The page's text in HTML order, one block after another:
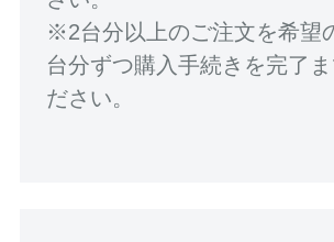
※2台分以上のご注文を希望
台分ずつ購入手続きを完了ま
ださい。